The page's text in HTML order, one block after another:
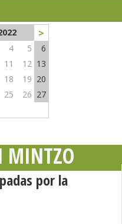
>
4 5
6
11 12 13
18 19 20
25 26 27
MINTZO
por la